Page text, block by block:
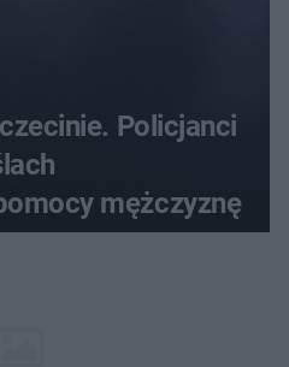
Policjanci
mężczyznę